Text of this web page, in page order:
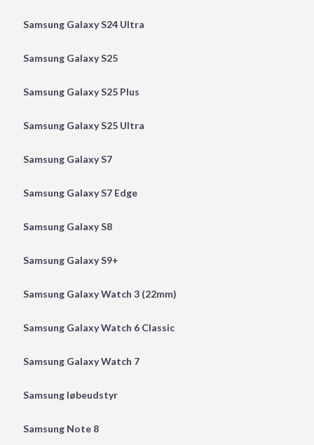
Samsung Galaxy S24 Ultra
Samsung Galaxy S25
Samsung Galaxy S25 Plus
Samsung Galaxy S25 Ultra
Samsung Galaxy S7
Samsung Galaxy S7 Edge
Samsung Galaxy S8
Samsung Galaxy S9+
Samsung Galaxy Watch 3 (22mm)
Samsung Galaxy Watch 6 Classic
Samsung Galaxy Watch 7
Samsung løbeudstyr
Samsung Note 8